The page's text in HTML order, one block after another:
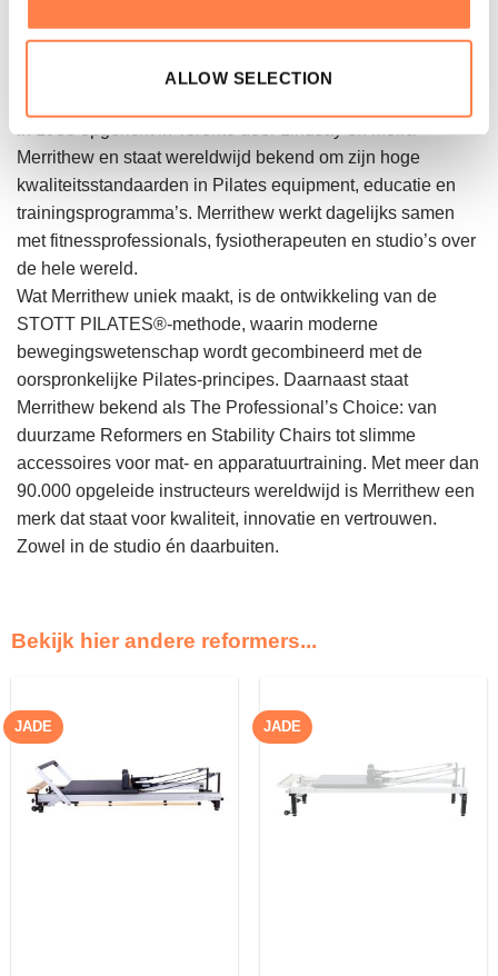
ALLOW SELECTION
Over het merk
Merrithew is al meer dan 35 jaar een toonaangevende
Merrithew en staat wereldwijd bekend om zijn hoge
kwaliteitsstandaarden in Pilates equipment, educatie en
trainingsprogramma’s. Merrithew werkt dagelijks samen
met fitnessprofessionals, fysiotherapeuten en studio’s over
de hele wereld.
Wat Merrithew uniek maakt, is de ontwikkeling van de
STOTT PILATES®-methode, waarin moderne
bewegingswetenschap wordt gecombineerd met de
oorspronkelijke Pilates-principes. Daarnaast staat
Merrithew bekend als The Professional’s Choice: van
duurzame Reformers en Stability Chairs tot slimme
accessoires voor mat- en apparatuurtraining. Met meer dan
90.000 opgeleide instructeurs wereldwijd is Merrithew een
merk dat staat voor kwaliteit, innovatie en vertrouwen.
Zowel in de studio én daarbuiten.
Bekijk hier andere reformers...
JADE JADE